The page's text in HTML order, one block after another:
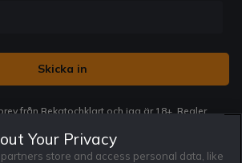
från Rekatochklart och jag är 18+. Regler
Your Privacy
partners store and access personal data, like